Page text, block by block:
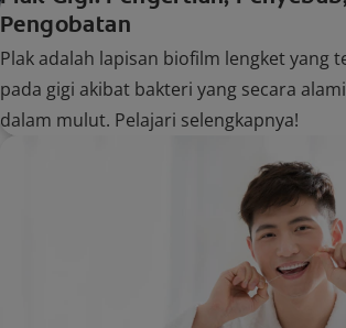
Pengobatan
Plak adalah lapisan biofilm lengket yang
pada gigi akibat bakteri yang secara
dalam mulut. Pelajari selengkapnya!